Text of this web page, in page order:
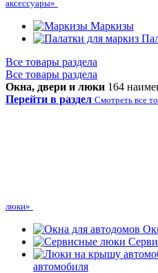
аксессуары»
Маркизы
Все товары раздела
Все товары раздела
Окна, двери и люки 164
Перейти в раздел Смотреть все
люки»
автомобиля